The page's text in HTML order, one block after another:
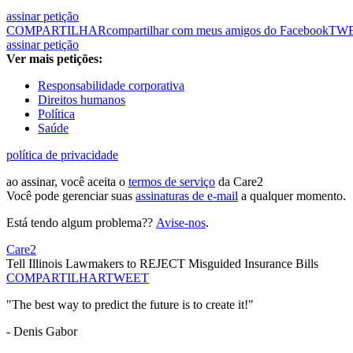
assinar petição
COMPARTILHARcompartilhar com meus amigos do Facebook
assinar petição
Ver mais petições:
Responsabilidade corporativa
Direitos humanos
Política
Saúde
política de privacidade
ao assinar, você aceita o termos de serviço da Care2
Você pode gerenciar suas assinaturas de e-mail a qualquer momento.
Está tendo algum problema?? Avise-nos.
Care2
Tell Illinois Lawmakers to REJECT Misguided Insurance Bills
COMPARTILHARTWEET
"The best way to predict the future is to create it!"
- Denis Gabor